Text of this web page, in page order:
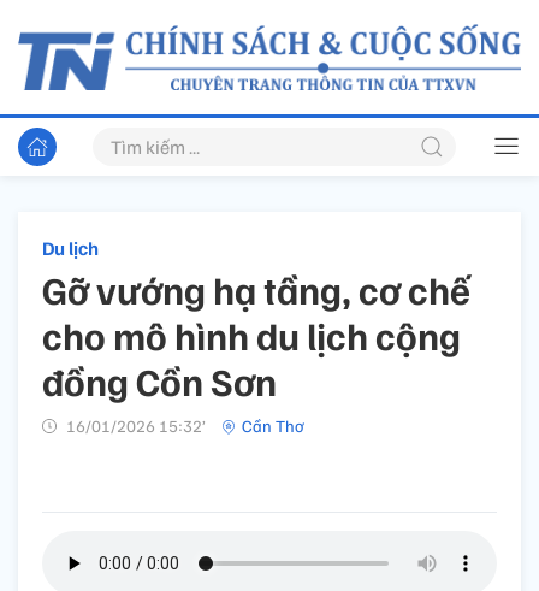
Du lịch
Gỡ vướng hạ tầng, cơ chế
cho mô hình du lịch cộng
đồng Cồn Sơn
16/01/2026 15:32’ Cần Thơ